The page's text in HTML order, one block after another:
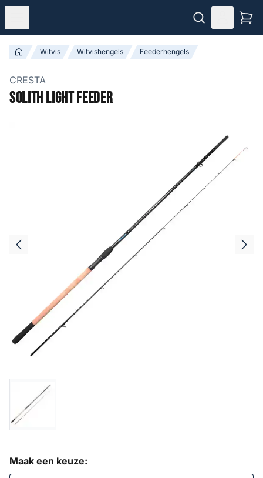
Witvis Witvishengels Feederhengels
CRESTA
Solith Light Feeder
Maak een keuze: